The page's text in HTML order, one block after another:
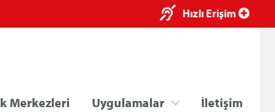
Hızlı Erişim
Merkezleri Uygulamalar İletişim
×